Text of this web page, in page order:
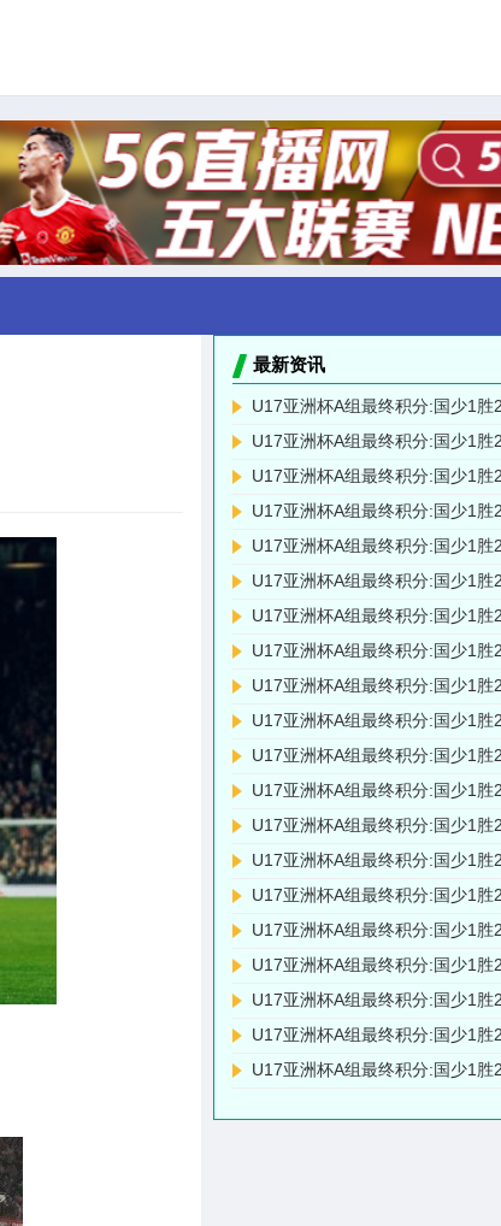
最新资讯
U17亚洲杯A组最终积分:国少1胜
U17亚洲杯A组最终积分:国少1胜
U17亚洲杯A组最终积分:国少1胜
U17亚洲杯A组最终积分:国少1胜
U17亚洲杯A组最终积分:国少1胜
U17亚洲杯A组最终积分:国少1胜
U17亚洲杯A组最终积分:国少1胜
U17亚洲杯A组最终积分:国少1胜
U17亚洲杯A组最终积分:国少1胜
U17亚洲杯A组最终积分:国少1胜
U17亚洲杯A组最终积分:国少1胜
U17亚洲杯A组最终积分:国少1胜
U17亚洲杯A组最终积分:国少1胜
U17亚洲杯A组最终积分:国少1胜
U17亚洲杯A组最终积分:国少1胜
U17亚洲杯A组最终积分:国少1胜
U17亚洲杯A组最终积分:国少1胜
U17亚洲杯A组最终积分:国少1胜
U17亚洲杯A组最终积分:国少1胜
U17亚洲杯A组最终积分:国少1胜